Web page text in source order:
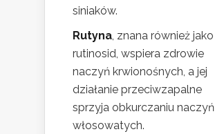
siniaków.
Rutyna, znana również jako
rutinosid, wspiera zdrowie
naczyń krwionośnych, a jej
działanie przeciwzapalne
sprzyja obkurczaniu naczyń
włosowatych.